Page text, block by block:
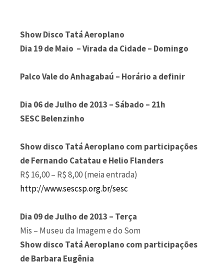
Show Disco Tatá Aeroplano
Dia 19 de Maio – Virada da Cidade – Domingo
Palco Vale do Anhagabaú – Horário a definir
Dia 06 de Julho de 2013 – Sábado – 21h
SESC Belenzinho
Show disco Tatá Aeroplano com participações
de Fernando Catatau e Helio Flanders
R$ 16,00 – R$ 8,00 (meia entrada)
http://www.sescsp.org.br/sesc
Dia 09 de Julho de 2013 – Terça
Mis – Museu da Imagem e do Som
Show disco Tatá Aeroplano com participações
de Barbara Eugênia